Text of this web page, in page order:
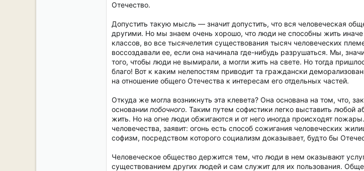
Отечество.
Допустить такую мысль — значит допустить, что вся человеческая
другими. Но мы знаем очень хорошо, что люди не способны жить
классов, во все тысячелетия существования тысяч человеческих
воссоздавали ее, если она начинала где-нибудь разрушаться. Мы,
того, чтобы люди не вымирали, а могли жить на свете. Но тогда
благо! Вот к каким нелепостям приводит та граждански
на отношение общего Отечества к интересам его отдельных частей.
Откуда же могла возникнуть эта клевета? Она основана на том, что,
основании побочного. Таким путем софистики легко выставить любой
жить. Но на огне люди обжигаются и от него иногда происходят
человечества, заявит: огонь есть способ сожигания человеческих
софизм, посредством которого социализм доказывает, будто бы
Человеческое общество держится тем, что люди в нем оказывают
существованием других людей и сам служит для их пользования.